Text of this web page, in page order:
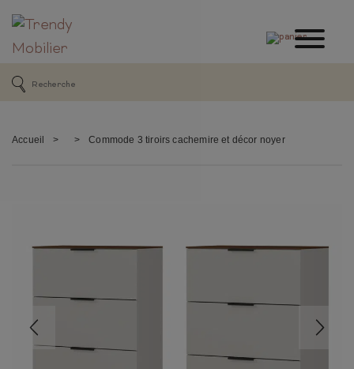
Accueil > > Commode 3 tiroirs cachemire et décor noyer